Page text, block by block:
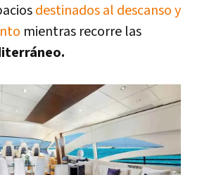
destinados al descanso y
mientras recorre las